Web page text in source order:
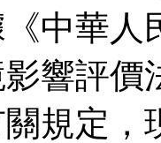
中華
響評
規定，